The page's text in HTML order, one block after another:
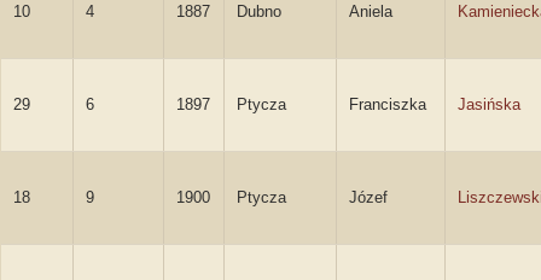
10 4 1887 Dubno Aniela
29 6 1897 Ptycza Franciszka Jasińska
18 9 1900 Ptycza Józef